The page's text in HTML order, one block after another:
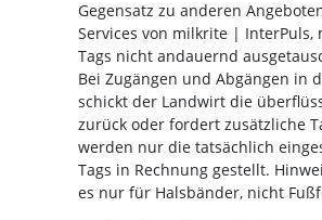
Gegensatz zu anderen
Services von milkrite | InterPuls,
Tags nicht andauernd
Bei Zugängen und Abgängen in
schickt der Landwirt die
zurück oder fordert zusätzliche
werden nur die tatsächlich
Tags in Rechnung gestellt.
es nur für Halsbänder, nicht